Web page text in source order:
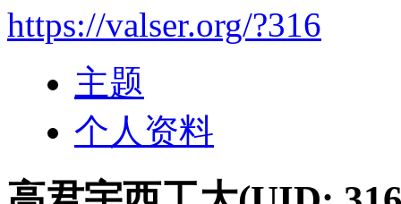
https://valser.org/?316
主题
个人资料